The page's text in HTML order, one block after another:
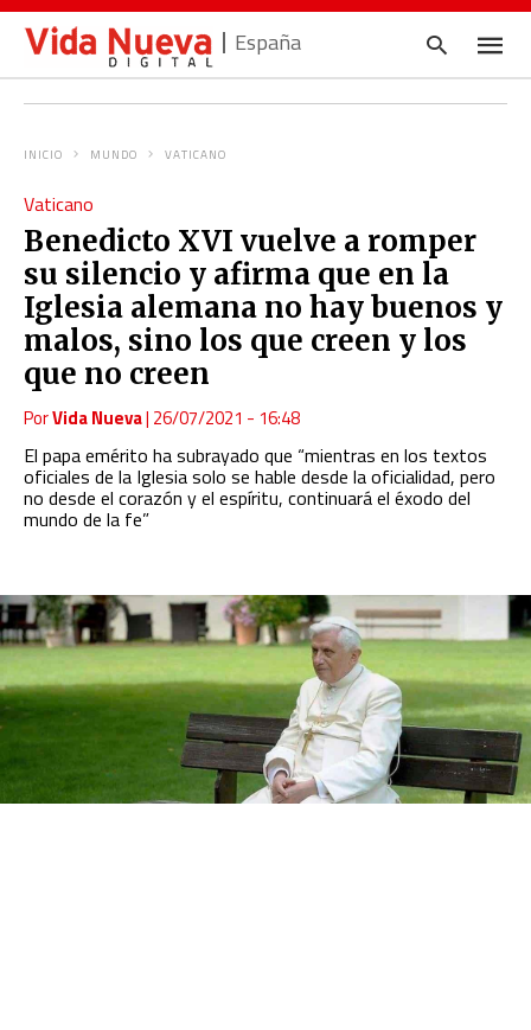
España
y
INICIO MUNDO VATICANO
Vaticano
Benedicto XVI vuelve a romper
su silencio y afirma que en la
Iglesia alemana no hay buenos y
malos, sino los que creen y los
que no creen
PorVida Nueva| 26/07/2021 - 16:48
El papa emérito ha subrayado que “mientras en los textos
oficiales de la Iglesia solo se hable desde la oficialidad, pero
no desde el corazón y el espíritu, continuará el éxodo del
mundo de la fe”